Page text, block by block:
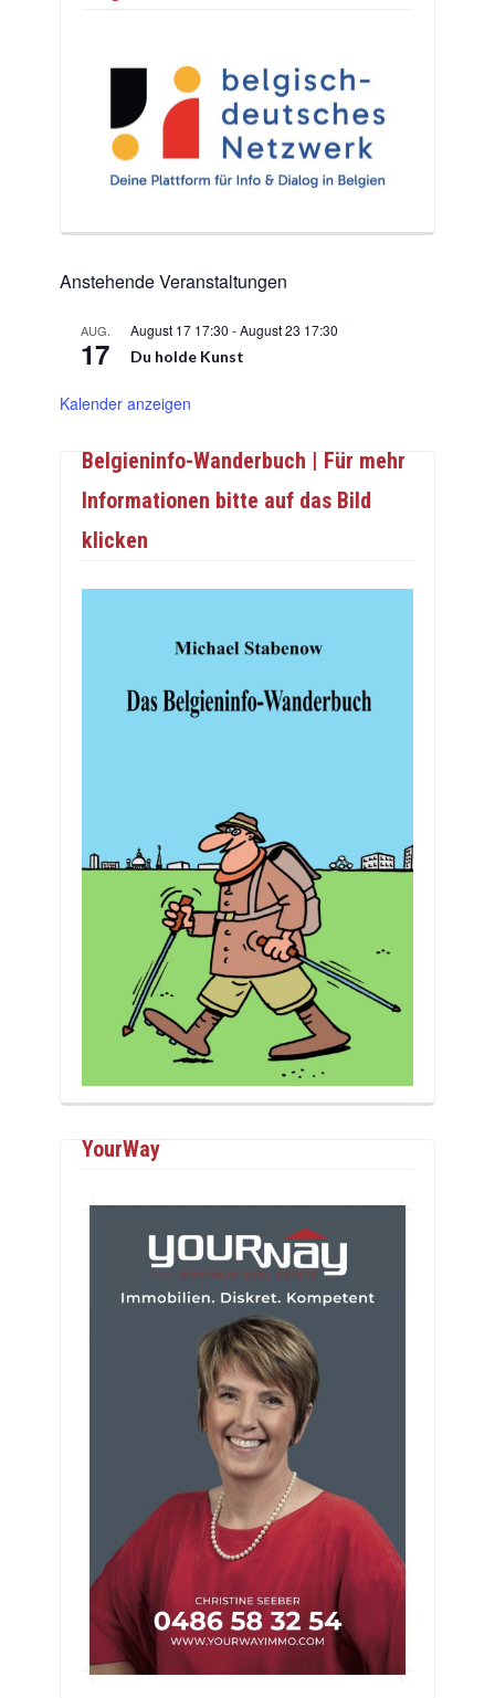
Anstehende Veranstaltungen
AUG.
17
August 17 17:30 -August 23 17:30
Du holde Kunst
Kalender anzeigen
Belgieninfo-Wanderbuch | Für mehr
Informationen bitte auf das Bild
klicken
YourWay